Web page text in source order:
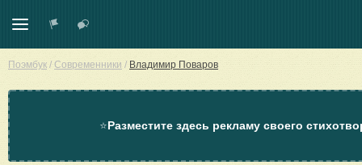
Поэмбук / Современники / Владимир Поваров
⭐Разместите здесь рекламу своего